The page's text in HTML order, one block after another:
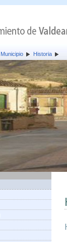
Municipio Historia